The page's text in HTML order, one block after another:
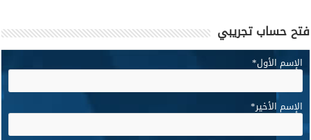
فتح حساب تجريبي
الإسم الأول*
الإسم الأخير*